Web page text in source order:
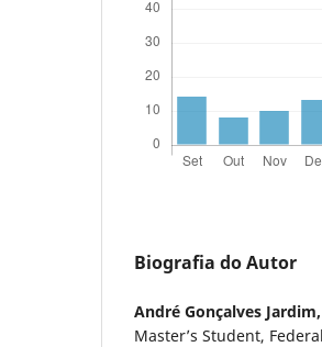
Biografia do Autor
André Gonçalves Jardim,
Master’s Student,